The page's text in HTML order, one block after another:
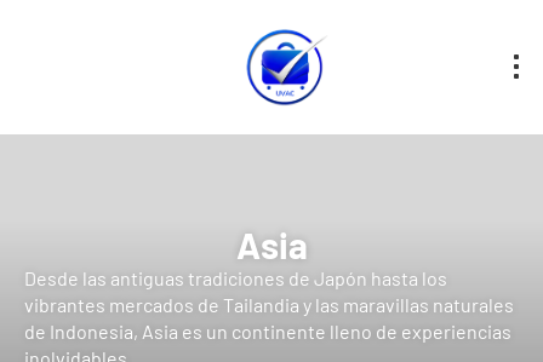
Asia
Desde las antiguas tradiciones de Japón hasta los
vibrantes mercados de Tailandia y las maravillas naturales
de Indonesia, Asia es un continente lleno de experiencias
inolvidables.